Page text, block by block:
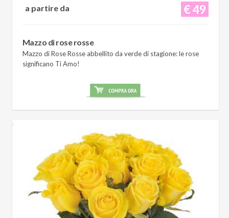
€ 49
a partire da
Mazzo di rose rosse
Mazzo di Rose Rosse abbellito da verde di stagione: le rose
significano Ti Amo!